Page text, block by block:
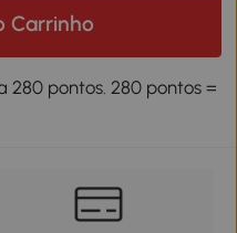
Carrinho
280 pontos. 280 pontos =